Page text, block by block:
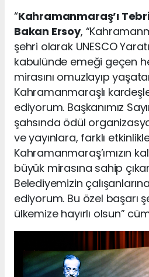
“Kahramanmaraş’ı
Bakan Ersoy,
şehri olarak UNESCO
kabulünde emeği geçen
mirasını omuzlayıp
Kahramanmaraşlı
ediyorum. Başkanımız
şahsında ödül
ve yayınlara, farklı
Kahramanmaraş’ımızın
büyük mirasına sahip
Belediyemizin
ediyorum. Bu özel başarı
ülkemize hayırlı olsun”